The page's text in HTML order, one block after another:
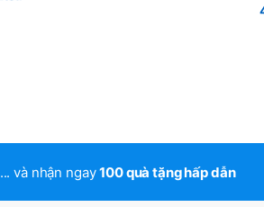
... và nhận ngay100 quà tặng hấp dẫn